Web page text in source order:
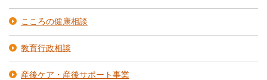
こころの健康相談
教育行政相談
産後ケア・産後サポート事業